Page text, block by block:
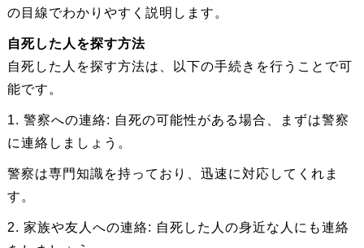
の目線でわかりやすく説明します。
自死した人を探す方法
自死した人を探す方法は、以下の手続きを行うことで可
能です。
1. 警察への連絡: 自死の可能性がある場合、まずは警察
に連絡しましょう。
警察は専門知識を持っており、迅速に対応してくれま
す。
2. 家族や友人への連絡: 自死した人の身近な人にも連絡